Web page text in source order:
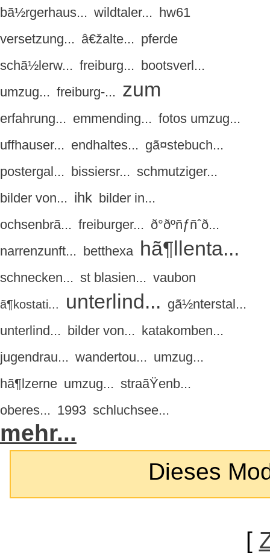
bã½rgerhaus... wildtaler... hw61
versetzung... â€žalte... pferde
schã½lerw... freiburg... bootsverl...
umzug... freiburg-... zum
erfahrung... emmending... fotos umzug...
uffhauser... endhaltes... gã¤stebuch...
postergal... bissiersr... schmutziger...
bilder von... ihk bilder in...
ochsenbrã... freiburger... ð°ðºñƒñˆð...
narrenzunft... betthexa hã¶llenta...
schnecken... st blasien... vaubon
ã¶kostati... unterlind... gã½nterstal...
unterlind... bilder von... katakomben...
jugendrau... wandertou... umzug...
hã¶lzerne umzug... straãŸenb...
oberes... 1993 schluchsee...
mehr...
Dieses
[